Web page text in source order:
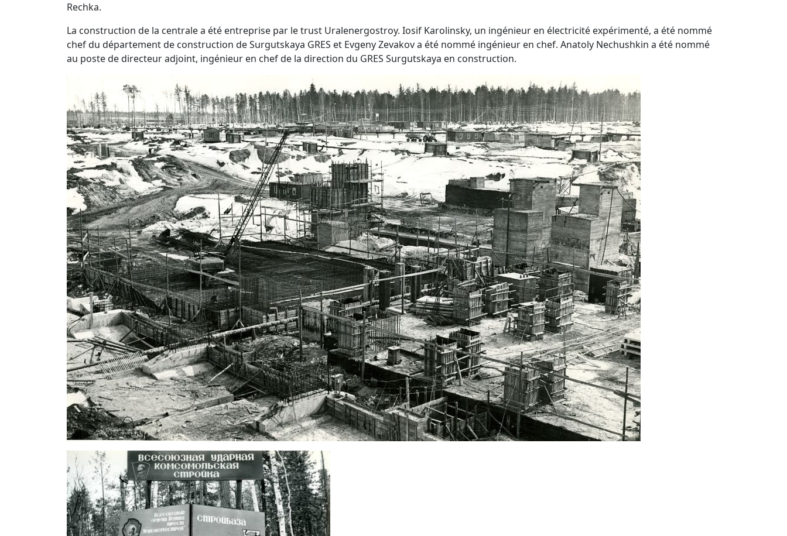
Rechka.
La construction de la centrale a été entreprise par le trust Uralenergostroy. Iosif Karolinsky, un ingénieur en électricité expérimenté, a été nommé
chef du département de construction de Surgutskaya GRES et Evgeny Zevakov a été nommé ingénieur en chef. Anatoly Nechushkin a été nommé
au poste de directeur adjoint, ingénieur en chef de la direction du GRES Surgutskaya en construction.